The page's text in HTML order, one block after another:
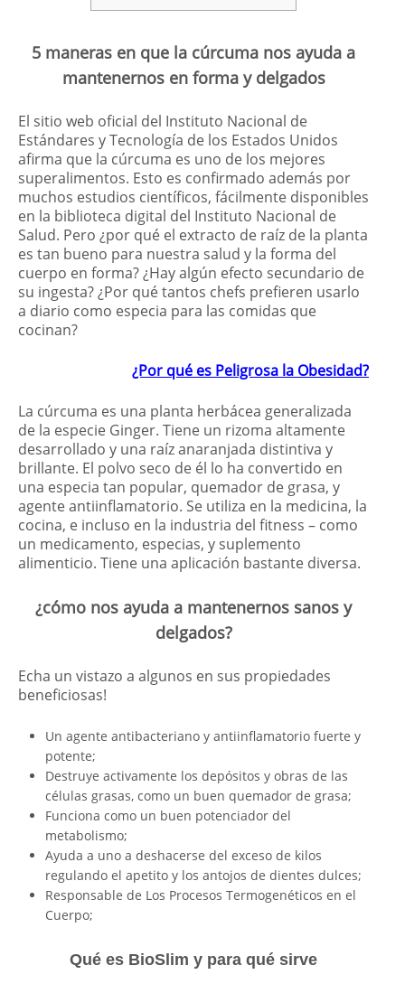
5 maneras en que la cúrcuma nos ayuda a
mantenernos en forma y delgados
El sitio web oficial del Instituto Nacional de
Estándares y Tecnología de los Estados Unidos
afirma que la cúrcuma es uno de los mejores
superalimentos. Esto es confirmado además por
muchos estudios científicos, fácilmente disponibles
en la biblioteca digital del Instituto Nacional de
Salud. Pero ¿por qué el extracto de raíz de la planta
es tan bueno para nuestra salud y la forma del
cuerpo en forma? ¿Hay algún efecto secundario de
su ingesta? ¿Por qué tantos chefs prefieren usarlo
a diario como especia para las comidas que
cocinan?
¿Por qué es Peligrosa la Obesidad?
La cúrcuma es una planta herbácea generalizada
de la especie Ginger. Tiene un rizoma altamente
desarrollado y una raíz anaranjada distintiva y
brillante. El polvo seco de él lo ha convertido en
una especia tan popular, quemador de grasa, y
agente antiinflamatorio. Se utiliza en la medicina, la
cocina, e incluso en la industria del fitness – como
un medicamento, especias, y suplemento
alimenticio. Tiene una aplicación bastante diversa.
¿cómo nos ayuda a mantenernos sanos y
delgados?
Echa un vistazo a algunos en sus propiedades
beneficiosas!
Un agente antibacteriano y antiinflamatorio fuerte y
potente;
Destruye activamente los depósitos y obras de las
células grasas, como un buen quemador de grasa;
Funciona como un buen potenciador del
metabolismo;
Ayuda a uno a deshacerse del exceso de kilos
regulando el apetito y los antojos de dientes dulces;
Responsable de Los Procesos Termogenéticos en el
Cuerpo;
Qué es BioSlim y para qué sirve